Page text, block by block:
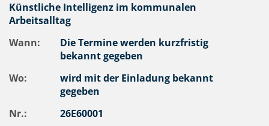
Künstliche Intelligenz im kommunalen
Arbeitsalltag
Wann:
Die Termine werden kurzfristig
bekannt gegeben
Wo:
wird mit der Einladung bekannt
gegeben
Nr.:
26E60001